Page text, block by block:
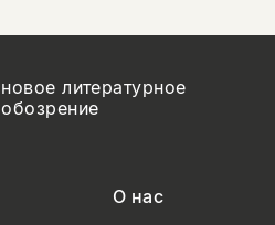
новое литературное
обозрение
О нас